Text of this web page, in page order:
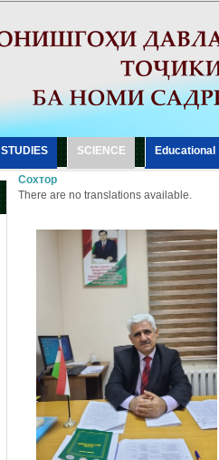
STUDIES SCIENCE Еducational
Сохтор
There are no translations available.